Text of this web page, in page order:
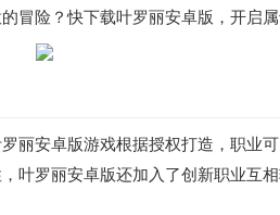
冒险？快下载叶罗丽安卓版，开启
丽安卓版游戏根据授权打造，职业
叶罗丽安卓版还加入了创新职业互相